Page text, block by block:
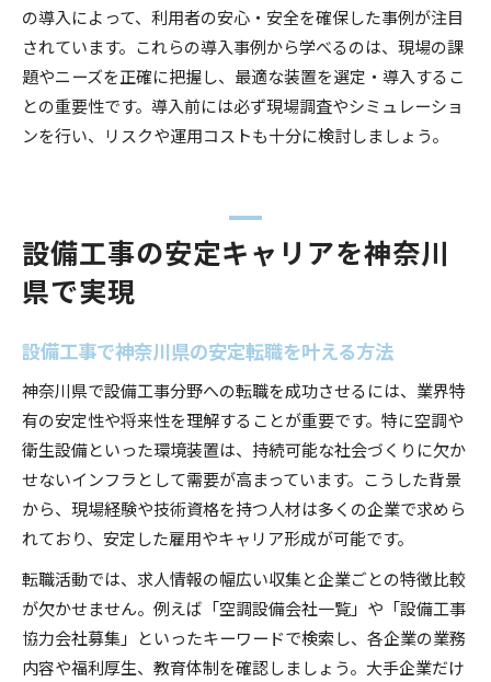
の導入によって、利用者の安心・安全を確保した事例が注目
されています。これらの導入事例から学べるのは、現場の課
題やニーズを正確に把握し、最適な装置を選定・導入するこ
との重要性です。導入前には必ず現場調査やシミュレーショ
ンを行い、リスクや運用コストも十分に検討しましょう。
設備工事の安定キャリアを神奈川
県で実現
設備工事で神奈川県の安定転職を叶える方法
神奈川県で設備工事分野への転職を成功させるには、業界特
有の安定性や将来性を理解することが重要です。特に空調や
衛生設備といった環境装置は、持続可能な社会づくりに欠か
せないインフラとして需要が高まっています。こうした背景
から、現場経験や技術資格を持つ人材は多くの企業で求めら
れており、安定した雇用やキャリア形成が可能です。
転職活動では、求人情報の幅広い収集と企業ごとの特徴比較
が欠かせません。例えば「空調設備会社一覧」や「設備工事
協力会社募集」といったキーワードで検索し、各企業の業務
内容や福利厚生、教育体制を確認しましょう。大手企業だけ